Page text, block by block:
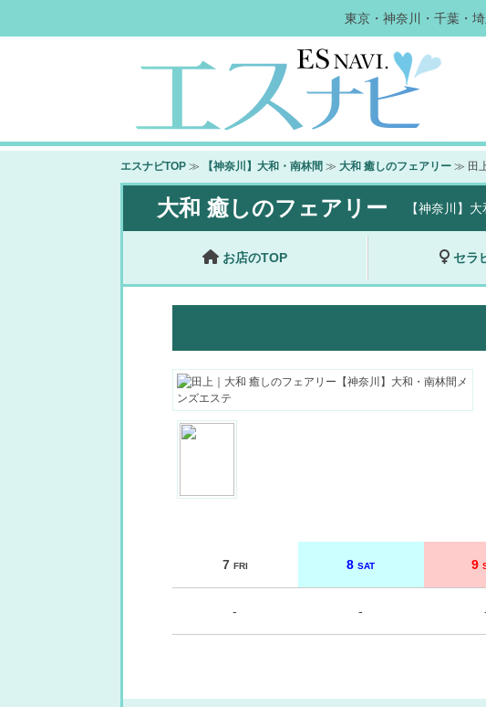
東京・神奈川・千葉・
エスナビTOP ≫ 【神奈川】大和・南林間 ≫ 大和 癒しのフェアリー ≫ 田
大和 癒しのフェアリー 【神奈川】
お店のTOP セラ
7 FRI 8SAT 9
- -